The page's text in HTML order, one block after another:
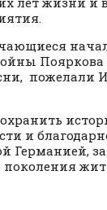
пожелали
и
Германией,
поколения